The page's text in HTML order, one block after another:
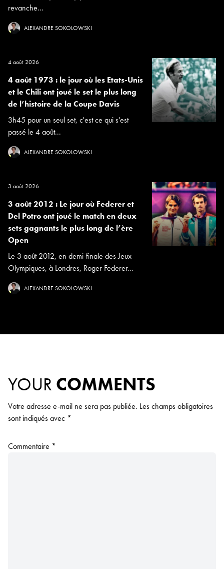
revanche...
ALEXANDRE SOKOLOWSKI
4 août 2026
4 août 1973 : le jour où les Etats-Unis
et le Chili ont joué le set le plus long
de l’histoire de la Coupe Davis
3h45 pour un seul set, c'est ce qui s'est
passé le 4 août...
ALEXANDRE SOKOLOWSKI
3 août 2026
3 août 2012 : Le jour où Federer et
Del Potro ont joué le match en deux
sets gagnants le plus long de l’ère
Open
Le 3 août 2012, en demi-finale des Jeux
Olympiques, à Londres, Roger Federer...
ALEXANDRE SOKOLOWSKI
YOUR COMMENTS
Votre adresse e-mail ne sera pas publiée. Les champs obligatoires
sont indiqués avec *
Commentaire *